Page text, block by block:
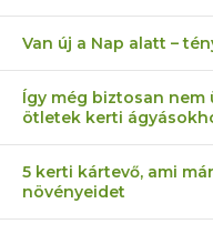
Van új a Nap alatt –
Így még biztosan nem
ötletek kerti
5 kerti kártevő, ami
növényeidet